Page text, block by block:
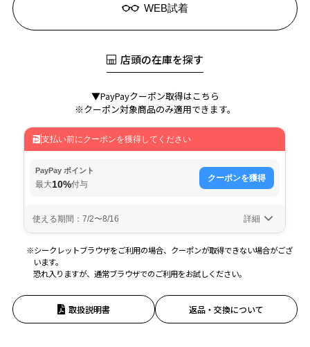
WEB試着
店頭の在庫を探す
▼PayPayクーポン取得はこちら
※クーポン対象商品のみ適用できます。
※シークレットブラウザをご利用の場合、クーポンが取得できない場合がござ
います。
恐れ入りますが、通常ブラウザでのご利用をお試しください。
取扱説明書 返品・交換について